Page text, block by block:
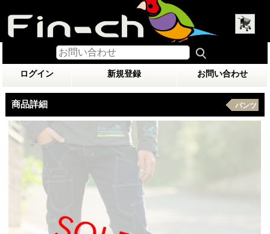
ログイン 新規登録 お問い合わせ
商品詳細 パンツ